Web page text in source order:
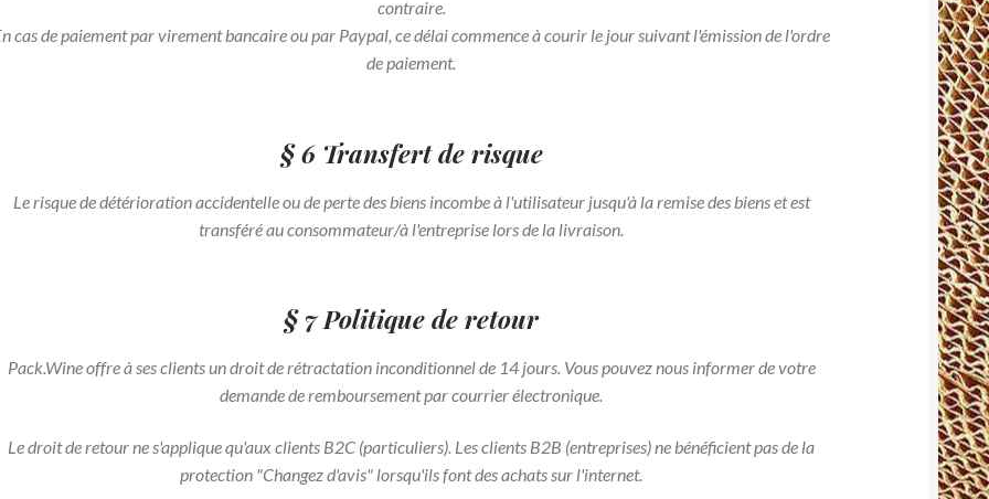
contraire.
cas de paiement par virement bancaire ou par Paypal, ce délai commence à courir le jour suivant l'émission de l'ordre
de paiement.
§ 6 Transfert de risque
Le risque de détérioration accidentelle ou de perte des biens incombe à l'utilisateur jusqu'à la remise des biens et est
transféré au consommateur/à l'entreprise lors de la livraison.
§ 7 Politique de retour
Pack.Wine offre à ses clients un droit de rétractation inconditionnel de 14 jours. Vous pouvez nous informer de votre
demande de remboursement par courrier électronique.
Le droit de retour ne s'applique qu'aux clients B2C (particuliers). Les clients B2B (entreprises) ne bénéficient pas de la
protection "Changez d'avis" lorsqu'ils font des achats sur l'internet.